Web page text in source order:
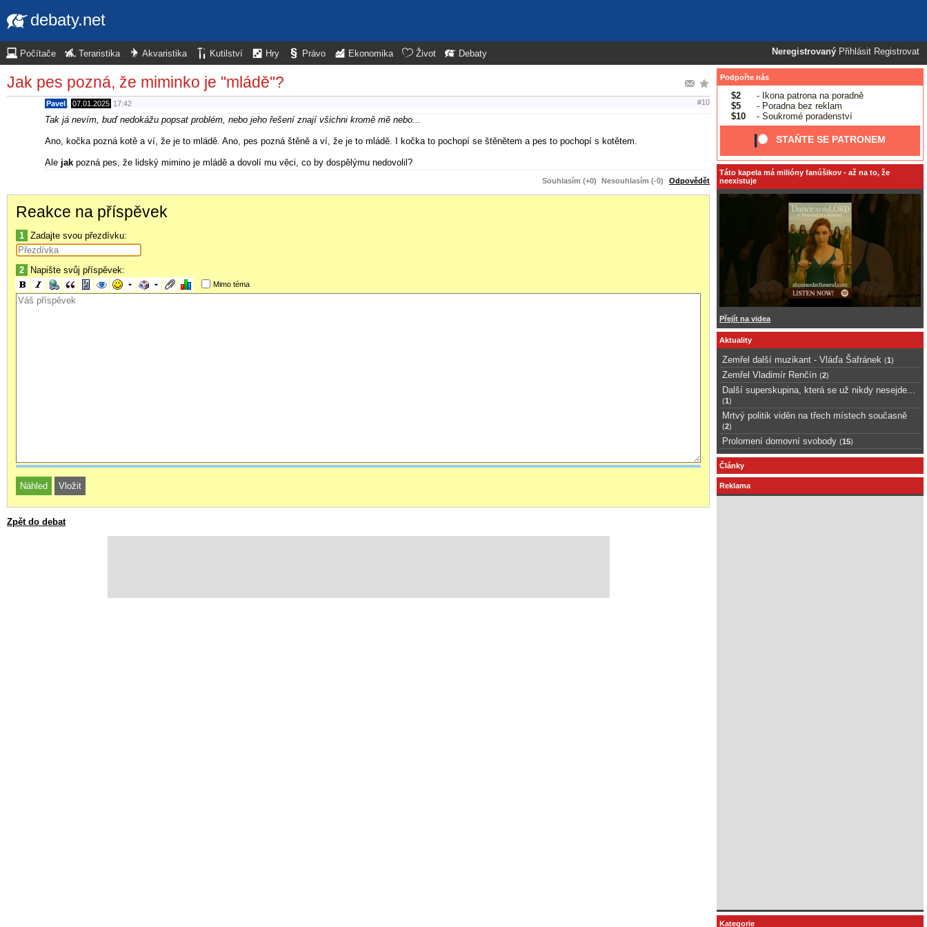
debaty.net
Neregistrovaný Přihlásit Registrovat
Počítače Teraristika Akvaristika Kutilství Hry Právo Ekonomika Život Debaty
Jak pes pozná, že miminko je "mládě"?
Pavel 07.01.2025 17:42 #10
Tak já nevím, buď nedokážu popsat problém, nebo jeho řešení znají všichni kromě mě nebo...
Ano, kočka pozná kotě a ví, že je to mládě. Ano, pes pozná štěně a ví, že je to mládě. I kočka to pochopí se štěnětem a pes to pochopí s kotětem.
Ale jak pozná pes, že lidský mimino je mládě a dovolí mu věci, co by dospělýmu nedovolil?
Souhlasím (+0) Nesouhlasím (-0) Odpovědět
Reakce na příspěvek
1 Zadajte svou přezdívku:
2 Napište svůj příspěvek:
Mimo téma
Zpět do debat
Podpořte nás
$2
- Ikona patrona na poradně
$5
- Poradna bez reklam
$10
- Soukromé poradenství
STAŇTE SE PATRONEM
Táto kapela má milióny fanúšikov - až na to, že
neexistuje
Přejít na videa
Aktuality
Zemřel další muzikant - Vláďa Šafránek (1 )
Zemřel Vladimír Renčín (2)
Další superskupina, která se už nikdy nesejde...
(1 )
Mrtvý politik viděn na třech místech současně
(2)
Prolomení domovní svobody (15)
Články
Reklama
Kategorie